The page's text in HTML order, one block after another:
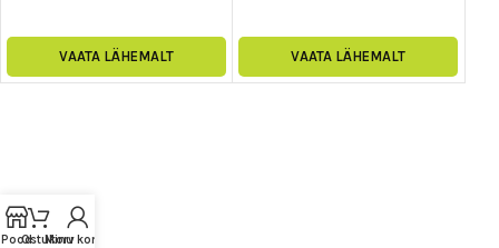
VAATA LÄHEMALT VAATA LÄHEMALT
PoodOstukorv
Minu konto